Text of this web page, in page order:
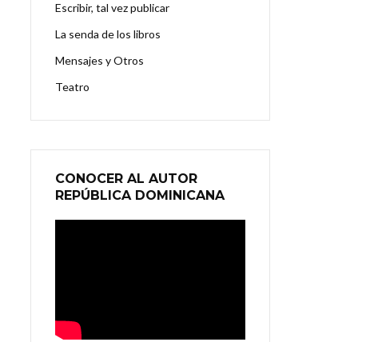
Escribir, tal vez publicar
La senda de los libros
Mensajes y Otros
Teatro
CONOCER AL AUTOR
REPÚBLICA DOMINICANA